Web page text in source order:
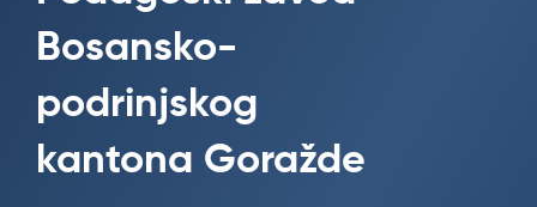
Bosansko-
podrinjskog
kantona Goražde